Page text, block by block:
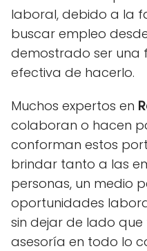
laboral, debido a la
buscar empleo
demostrado ser una
efectiva de hacerlo.
Muchos expertos en
colaboran o hacen
conforman estos
brindar tanto a las
personas, un medio
oportunidades
sin dejar de lado
asesoría en todo lo